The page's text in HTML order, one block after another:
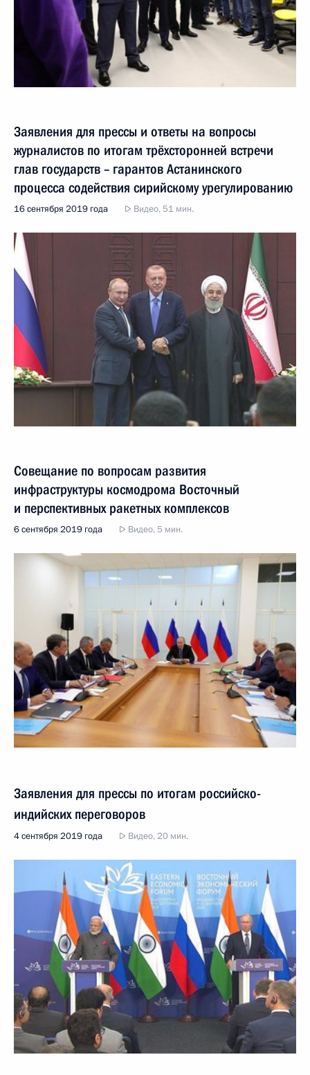
Заявления для прессы и ответы на вопросы
журналистов по итогам трёхсторонней встречи
глав государств – гарантов Астанинского
процесса содействия сирийскому урегулированию
16 сентября 2019 года Видео, 51 мин.
Совещание по вопросам развития
инфраструктуры космодрома Восточный
и перспективных ракетных комплексов
6 сентября 2019 года Видео, 5 мин.
Заявления для прессы по итогам российско-
индийских переговоров
4 сентября 2019 года Видео, 20 мин.